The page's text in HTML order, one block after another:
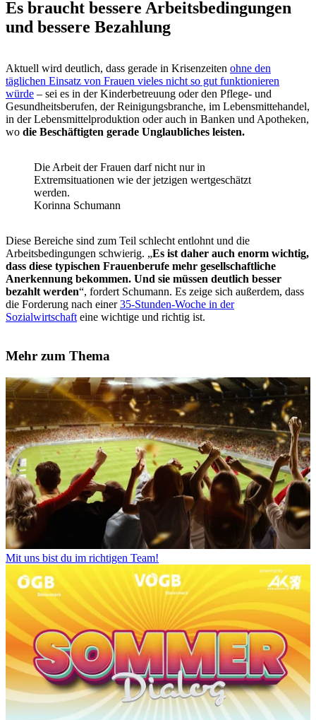
Es braucht bessere Arbeitsbedingungen
und bessere Bezahlung
Aktuell wird deutlich, dass gerade in Krisenzeiten ohne den
täglichen Einsatz von Frauen vieles nicht so gut funktionieren
würde – sei es in der Kinderbetreuung oder den Pflege- und
Gesundheitsberufen, der Reinigungsbranche, im Lebensmittehandel,
in der Lebensmittelproduktion oder auch in Banken und Apotheken,
wo die Beschäftigten gerade Unglaubliches leisten.
Die Arbeit der Frauen darf nicht nur in
Extremsituationen wie der jetzigen wertgeschätzt
werden.
Korinna Schumann
Diese Bereiche sind zum Teil schlecht entlohnt und die
Arbeitsbedingungen schwierig. „Es ist daher auch enorm wichtig,
dass diese typischen Frauenberufe mehr gesellschaftliche
Anerkennung bekommen. Und sie müssen deutlich besser
bezahlt werden“, fordert Schumann. Es zeige sich außerdem, dass
die Forderung nach einer35-Stunden-Woche in der
Sozialwirtschaft eine wichtige und richtig ist.
Mehr zum Thema
Mit uns bist du im richtigen Team!